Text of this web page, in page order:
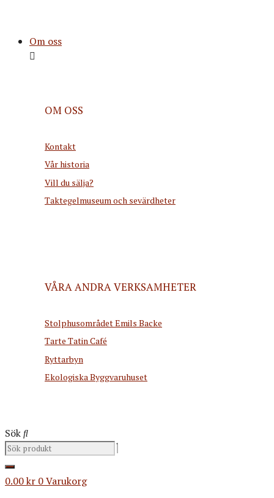
Om oss
OM OSS
Kontakt
Vår historia
Vill du sälja?
Taktegelmuseum och sevärdheter
VÅRA ANDRA VERKSAMHETER
Stolphusområdet Emils Backe
Tarte Tatin Café
Ryttarbyn
Ekologiska Byggvaruhuset
Sök
0.00kr 0Varukorg